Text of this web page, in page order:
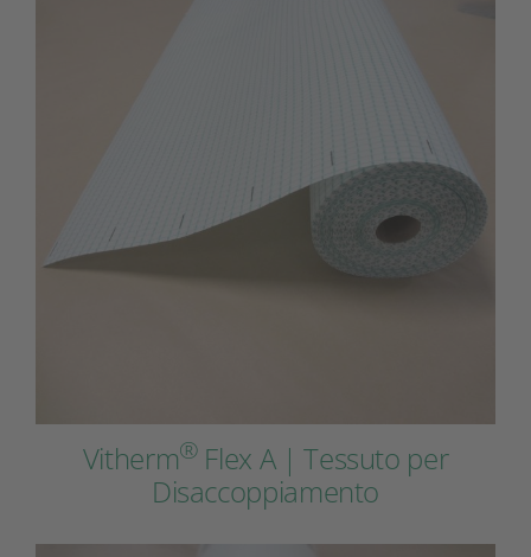
Vitherm® Flex A | Tessuto per
Disaccoppiamento